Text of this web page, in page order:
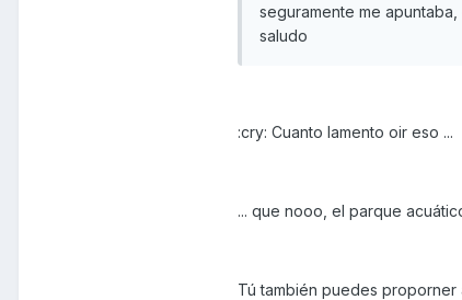
seguramente me
saludo
:cry: Cuanto lamento oir eso ...
... que nooo, el parque
Tú también puedes